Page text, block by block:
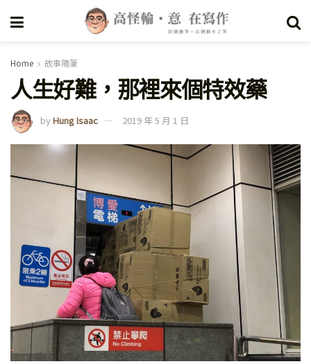
Home 故事隨筆
人生好難，那裡來個特效藥
byHung Isaac 2019 年 5 月 1 日